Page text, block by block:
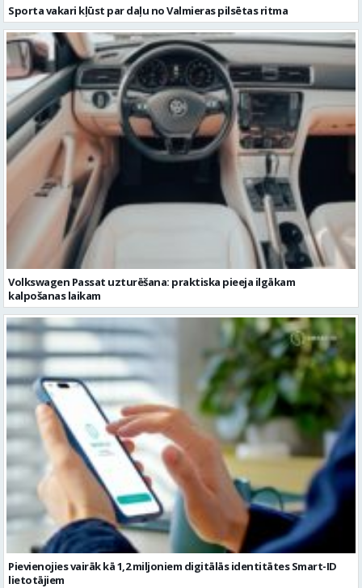
Sporta vakari kļūst par daļu no Valmieras pilsētas ritma
Volkswagen Passat uzturēšana: praktiska pieeja ilgākam
kalpošanas laikam
Pievienojies vairāk kā 1,2 miljoniem digitālās identitātes Smart-ID
lietotājiem